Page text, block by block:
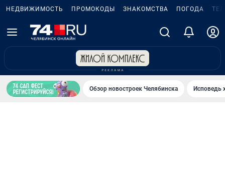
НЕДВИЖИМОСТЬ ПРОМОКОДЫ ЗНАКОМСТВА ПОГОДА
Обзор новостроек Челябинска Исповедь